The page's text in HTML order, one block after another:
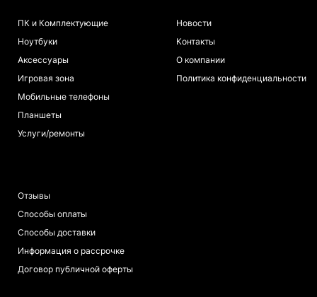
ПК и Комплектующие
Ноутбуки
Аксессуары
Игровая зона
Мобильные телефоны
Планшеты
Услуги/ремонты
Новости
Контакты
О компании
Политика конфиденциальности
Отзывы
Способы оплаты
Способы доставки
Информация о рассрочке
Договор публичной оферты